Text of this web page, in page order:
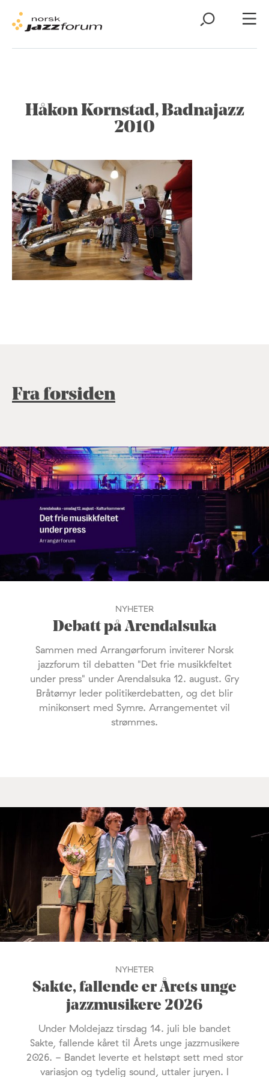
Håkon Kornstad, Badnajazz
2010
Fra forsiden
NYHETER
Debatt på Arendalsuka
Sammen med Arrangørforum inviterer Norsk
jazzforum til debatten "Det frie musikkfeltet
under press" under Arendalsuka 12. august. Gry
Bråtømyr leder politikerdebatten, og det blir
minikonsert med Symre. Arrangementet vil
strømmes.
NYHETER
Sakte, fallende er Årets unge
jazzmusikere 2026
Under Moldejazz tirsdag 14. juli ble bandet
Sakte, fallende kåret til Årets unge jazzmusikere
2026. - Bandet leverte et helstøpt sett med stor
variasjon og tydelig sound, uttaler juryen. I